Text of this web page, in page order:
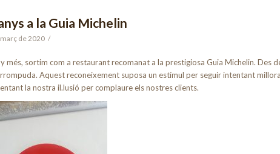
a la Guia Michelin
de 2020 /
més, sortim com a restaurant recomanat a la prestigiosa Guia Michelin. Des
Aquest reconeixement suposa un estímul per seguir intentant
la nostra il.lusió per complaure els nostres clients.